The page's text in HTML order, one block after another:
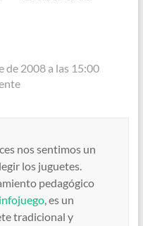
de 2008 a las 15:00
nos sentimos un
los juguetes.
pedagógico
, es un
tradicional y